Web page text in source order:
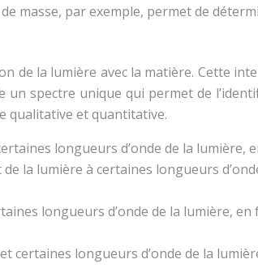
masse, par exemple, permet de
de la lumière avec la matière. Cette
un spectre unique qui permet de
qualitative et quantitative.
longueurs d’onde de la
de la lumière à certaines longueurs
longueurs d’onde de la lumière,
certaines longueurs d’onde de la